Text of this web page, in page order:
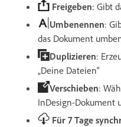
Freigeben: Gibt
Umbenennen:
das Dokument
Duplizieren:
„Deine Dateien“
Verschieben:
InDesign-Dokument
Für 7 Tage